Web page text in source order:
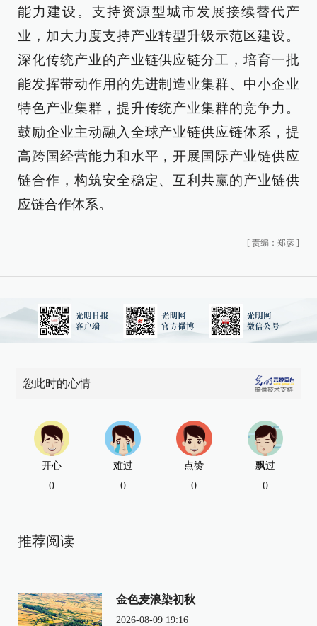
能力建设。支持资源型城市发展接续替代产
业，加大力度支持产业转型升级示范区建设。
深化传统产业的产业链供应链分工，培育一批
能发挥带动作用的先进制造业集群、中小企业
特色产业集群，提升传统产业集群的竞争力。
鼓励企业主动融入全球产业链供应链体系，提
高跨国经营能力和水平，开展国际产业链供应
链合作，构筑安全稳定、互利共赢的产业链供
应链合作体系。
[ 责编：郑彦 ]
您此时的心情
开心
0
难过
0
点赞
0
飘过
0
推荐阅读
金色麦浪染初秋
2026-08-09 19:16